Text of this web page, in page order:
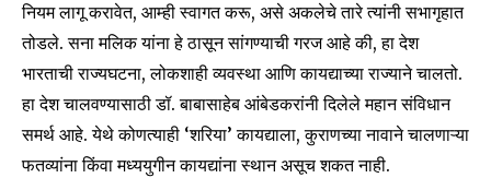
नियम लागू करावेत, आम्ही स्वागत करू, असे अकलेचे तारे त्यांनी सभागृहात
तोडले. सना मलिक यांना हे ठासून सांगण्याची गरज आहे की, हा देश
भारताची राज्यघटना, लोकशाही व्यवस्था आणि कायद्याच्या राज्याने चालतो.
हा देश चालवण्यासाठी डॉ. बाबासाहेब आंबेडकरांनी दिलेले महान संविधान
समर्थ आहे. येथे कोणत्याही ‘शरिया’ कायद्याला, कुराणच्या नावाने चालणाऱ्या
फतव्यांना किंवा मध्ययुगीन कायद्यांना स्थान असूच शकत नाही.